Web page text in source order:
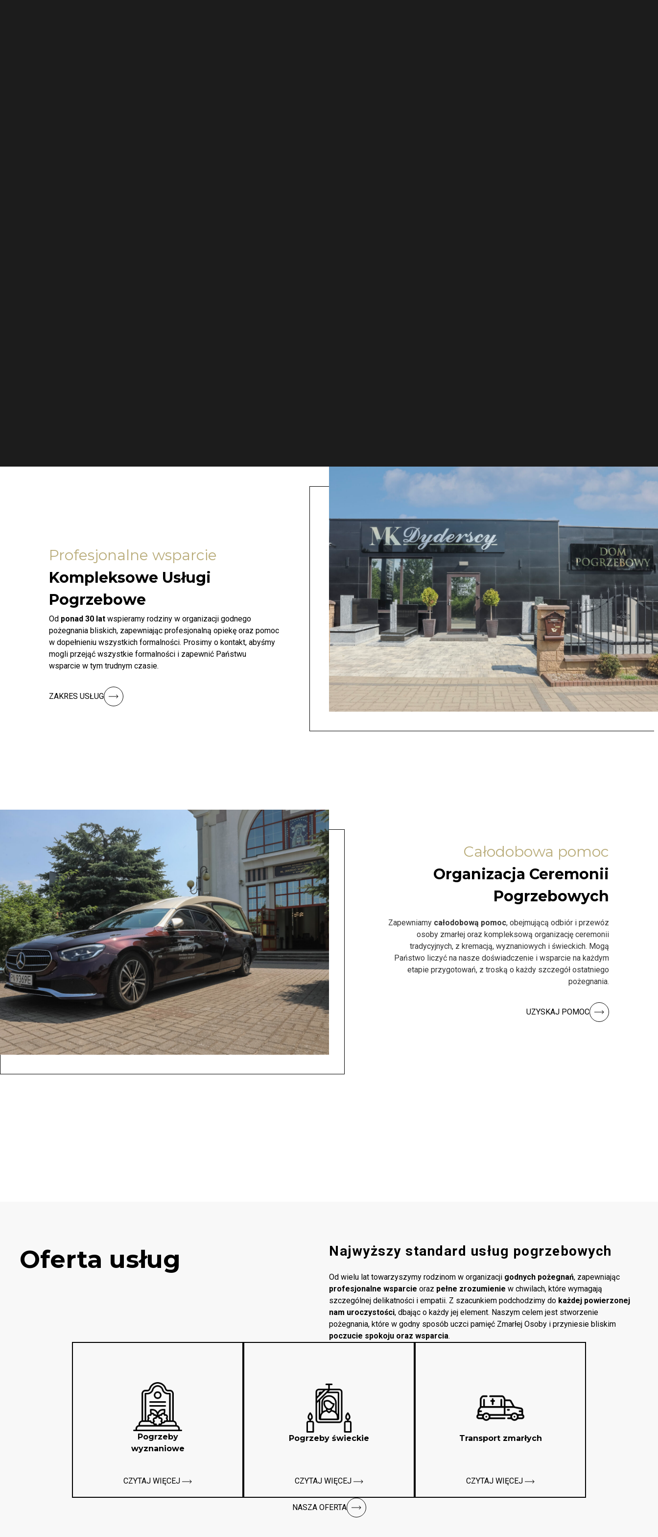
Profesjonalne wsparcie
Kompleksowe Usługi
Pogrzebowe
Od ponad 30 lat wspieramy rodziny w organizacji godnego
pożegnania bliskich, zapewniając profesjonalną opiekę oraz pomoc
w dopełnieniu wszystkich formalności. Prosimy o kontakt, abyśmy
mogli przejąć wszystkie formalności i zapewnić Państwu
wsparcie w tym trudnym czasie.
ZAKRES USŁUG
Całodobowa pomoc
Organizacja Ceremonii
Pogrzebowych
Zapewniamy całodobową pomoc, obejmującą odbiór i przewóz
osoby zmarłej oraz kompleksową organizację ceremonii
tradycyjnych, z kremacją, wyznaniowych i świeckich. Mogą
Państwo liczyć na nasze doświadczenie i wsparcie na każdym
etapie przygotowań, z troską o każdy szczegół ostatniego
pożegnania.
UZYSKAJ POMOC
Oferta usług Najwyższy standard usług pogrzebowych
Od wielu lat towarzyszymy rodzinom w organizacji godnych pożegnań, zapewniając
profesjonalne wsparcie oraz pełne zrozumienie w chwilach, które wymagają
szczególnej delikatności i empatii. Z szacunkiem podchodzimy do każdej powierzonej
nam uroczystości, dbając o każdy jej element. Naszym celem jest stworzenie
pożegnania, które w godny sposób uczci pamięć Zmarłej Osoby i przyniesie bliskim
poczucie spokoju oraz wsparcia.
Pogrzeby
wyznaniowe
CZYTAJ WIĘCEJ
Pogrzeby świeckie
CZYTAJ WIĘCEJ
Transport zmarłych
CZYTAJ WIĘCEJ
NASZA OFERTA